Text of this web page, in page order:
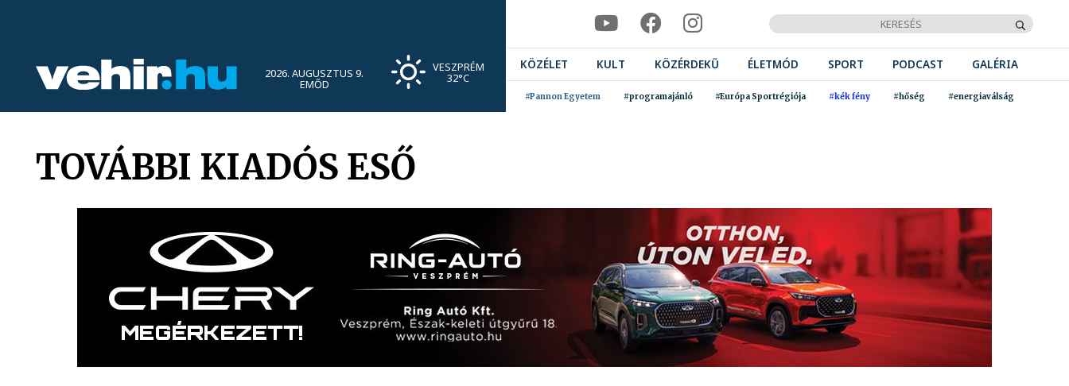
2026. AUGUSZTUS 9.
EMŐD
VESZPRÉM
32°C
KÖZÉLET KULT KÖZÉRDEKŰ ÉLETMÓD SPORT PODCAST GALÉRIA
#Pannon Egyetem #programajánló #Európa Sportrégiója #kék fény #hőség #energiaválság
TOVÁBBI KIADÓS ESŐ